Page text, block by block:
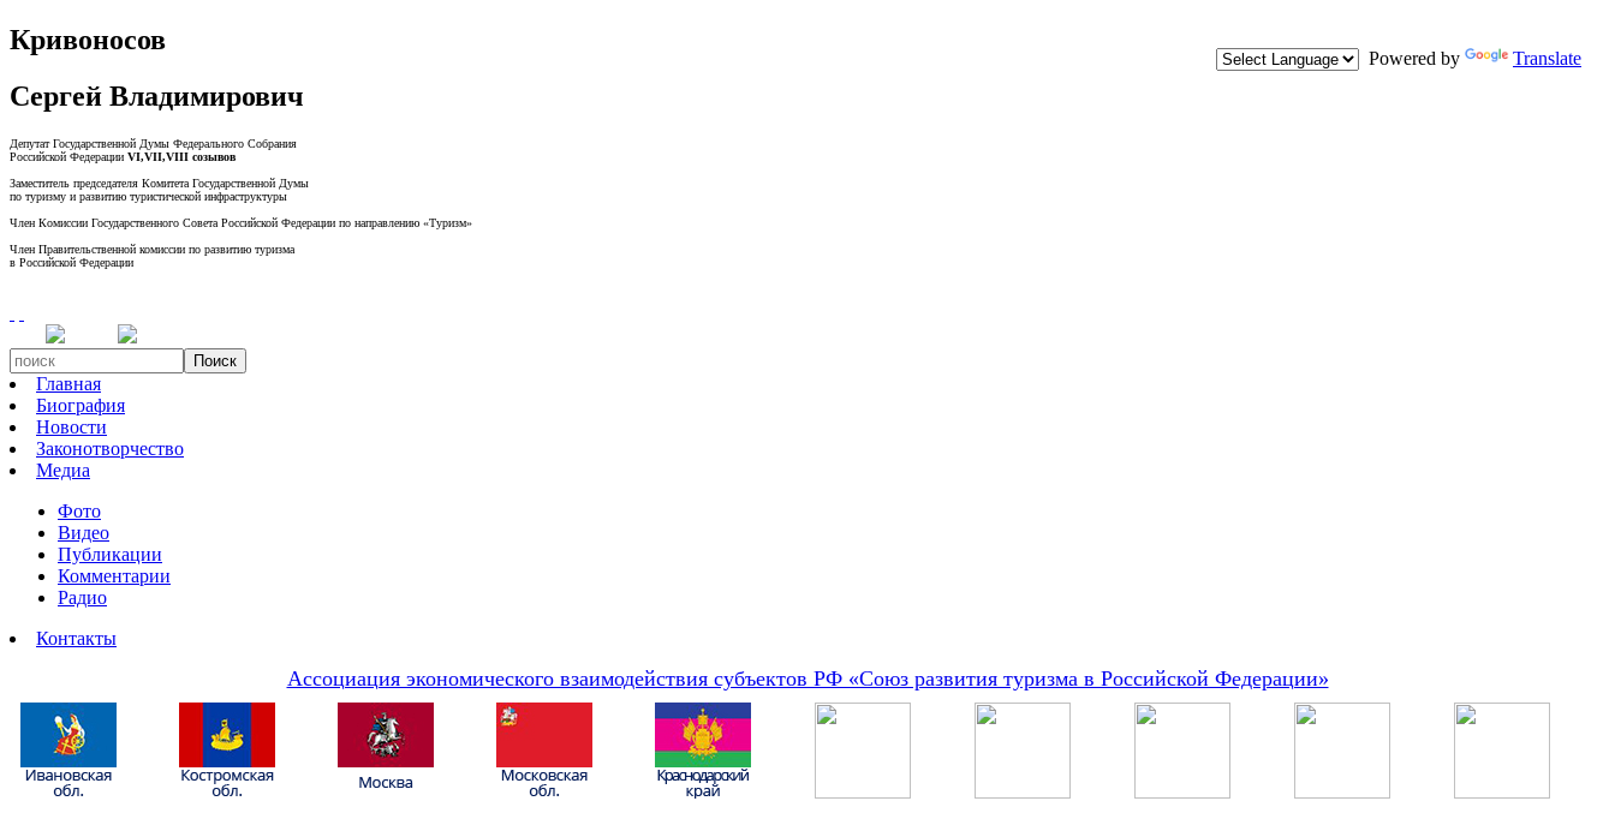
Powered by Translate
Кривоносов
Сергей Владимирович
Депутат Государственной Думы Федерального Собрания
Российской Федерации VI,VII,VIII созывов
Заместитель председателя Комитета Государственной Думы
по туризму и развитию туристической инфраструктуры
Член Комиссии Государственного Совета Российской Федерации по направлению «Туризм»
Член Правительственной комиссии по развитию туризма
в Российской Федерации
Поиск
Главная
Биография
Новости
Законотворчество
Медиа
Фото
Видео
Публикации
Комментарии
Радио
Контакты
Ассоциация экономического взаимодействия субъектов РФ «Союз развития туризма в Российской Федерации»